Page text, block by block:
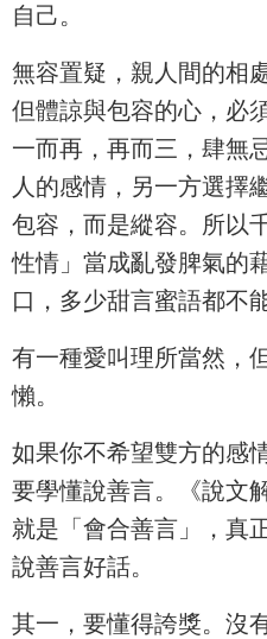
自己。
無容置疑，親人間的相
但體諒與包容的心，必
一而再，再而三，肆無
人的感情，另一方選擇
包容，而是縱容。所以
性情」當成亂發脾氣的
口，多少甜言蜜語都不
有一種愛叫理所當然，
懶。
如果你不希望雙方的感
要學懂說善言。《說文
就是「會合善言」，真
說善言好話。
其一，要懂得誇獎。沒